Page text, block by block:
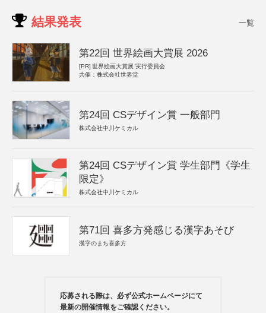
結果発表 一覧
第22回 世界絵画大賞展 2026
[PR] 世界絵画大賞展 実行委員会
共催：株式会社世界堂
第24回 CSデザイン賞 一般部門
株式会社中川ケミカル
第24回 CSデザイン賞 学生部門《学生
限定》
株式会社中川ケミカル
第71回 喜多方発感じる漢字あそび
漢字のまち喜多方
応募される際は、必ず公式ホームページにて
最新の開催情報をご確認ください。